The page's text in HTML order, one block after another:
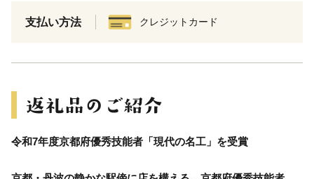
支払い方法 クレジットカード
令和7年度京都府優秀技能者「現代の名工」を受賞